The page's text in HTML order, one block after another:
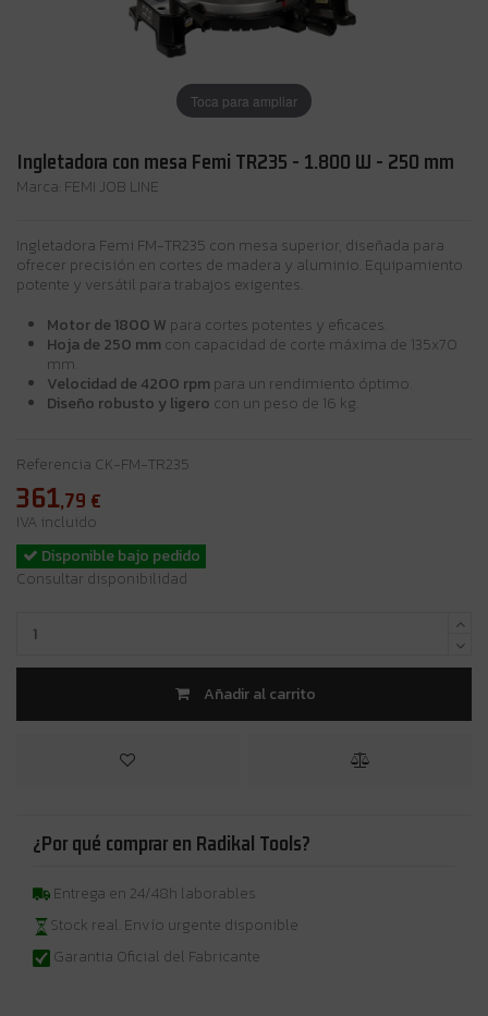
Toca para ampliar
Ingletadora con mesa Femi TR235 - 1.800 W - 250 mm
Marca: FEMI JOB LINE
Ingletadora Femi FM-TR235 con mesa superior, diseñada para
ofrecer precisión en cortes de madera y aluminio. Equipamiento
potente y versátil para trabajos exigentes.
Motor de 1800 W para cortes potentes y eficaces.
Hoja de 250 mm con capacidad de corte máxima de 135x70
mm.
Velocidad de 4200 rpm para un rendimiento óptimo.
Diseño robusto y ligero con un peso de 16 kg.
Referencia CK-FM-TR235
361,79 €
IVA incluido
Disponible bajo pedido
Consultar disponibilidad
Añadir al carrito
¿Por qué comprar en Radikal Tools?
Entrega en 24/48h laborables
Stock real. Envío urgente disponible
Garantia Oficial del Fabricante